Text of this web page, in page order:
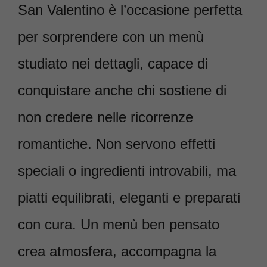
San Valentino è l’occasione perfetta
per sorprendere con un menù
studiato nei dettagli, capace di
conquistare anche chi sostiene di
non credere nelle ricorrenze
romantiche. Non servono effetti
speciali o ingredienti introvabili, ma
piatti equilibrati, eleganti e preparati
con cura. Un menù ben pensato
crea atmosfera, accompagna la